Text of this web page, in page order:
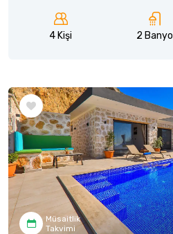
4 Kişi 2 Banyo
Müsaitlik
Takvimi